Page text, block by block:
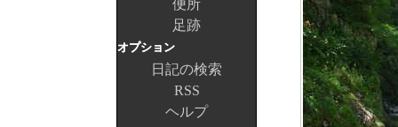
便所
足跡
オプション
日記の検索
RSS
ヘルプ